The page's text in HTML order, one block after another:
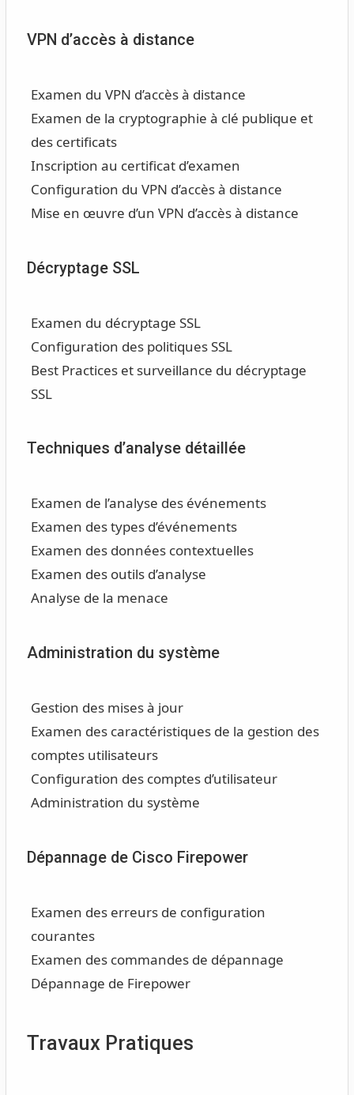
VPN d’accès à distance
Examen du VPN d’accès à distance
Examen de la cryptographie à clé publique et
des certificats
Inscription au certificat d’examen
Configuration du VPN d’accès à distance
Mise en œuvre d’un VPN d’accès à distance
Décryptage SSL
Examen du décryptage SSL
Configuration des politiques SSL
Best Practices et surveillance du décryptage
SSL
Techniques d’analyse détaillée
Examen de l’analyse des événements
Examen des types d’événements
Examen des données contextuelles
Examen des outils d’analyse
Analyse de la menace
Administration du système
Gestion des mises à jour
Examen des caractéristiques de la gestion des
comptes utilisateurs
Configuration des comptes d’utilisateur
Administration du système
Dépannage de Cisco Firepower
Examen des erreurs de configuration
courantes
Examen des commandes de dépannage
Dépannage de Firepower
Travaux Pratiques